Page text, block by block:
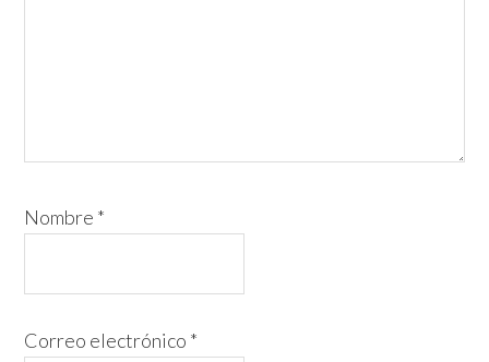
Nombre *
Correo electrónico *